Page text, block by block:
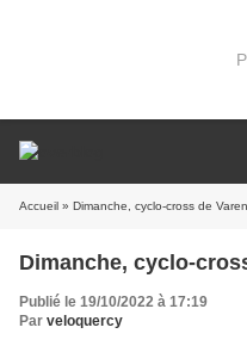
Accueil » Dimanche, cyclo-cross de
Dimanche, cyclo-
Publié le 19/10/2022 à 17:19
Par veloquercy